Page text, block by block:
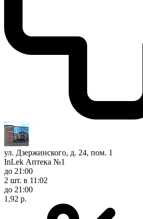
ул. Дзержинского, д. 24, пом. 1
InLek Аптека №1
до 21:00
2 шт. в 11:02
до 21:00
1,92 р.